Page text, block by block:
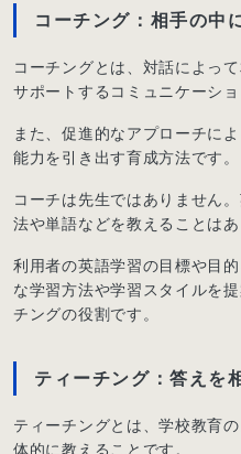
コーチング：相手の中
コーチングとは、対話によっ
サポートするコミュニケーショ
また、促進的なアプローチに
能力を引き出す育成方法です。
コーチは先生ではありません
法や単語などを教えることはあ
利用者の英語学習の目標や目
な学習方法や学習スタイルを
チングの役割です。
ティーチング：答えを
ティーチングとは、学校教育
体的に教えることです。